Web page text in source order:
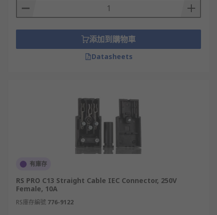
添加到購物車
Datasheets
有庫存
RS PRO C13 Straight Cable IEC Connector, 250V
Female, 10A
RS庫存編號 776-9122